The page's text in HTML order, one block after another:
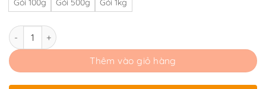
Gói 100g Gói 500g Gói 1kg
Số lượng
Thêm vào giỏ hàng